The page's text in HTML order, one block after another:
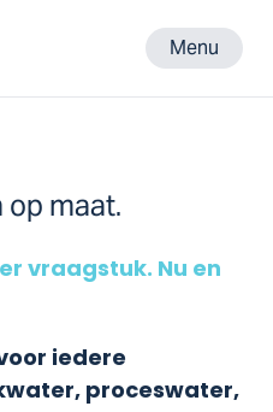
Menu
maat.
vraagstuk. Nu en
iedere
proceswater,